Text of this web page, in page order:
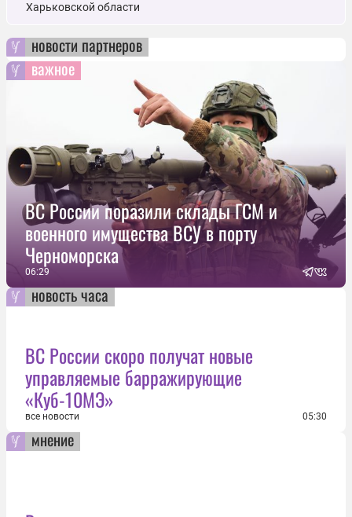
Харьковской области
новости партнеров
важное
ВС России поразили склады ГСМ и
военного имущества ВСУ в порту
Черноморска
06:29
новость часа
ВС России скоро получат новые
управляемые барражирующие
«Куб-10МЭ»
все новости 05:30
мнение